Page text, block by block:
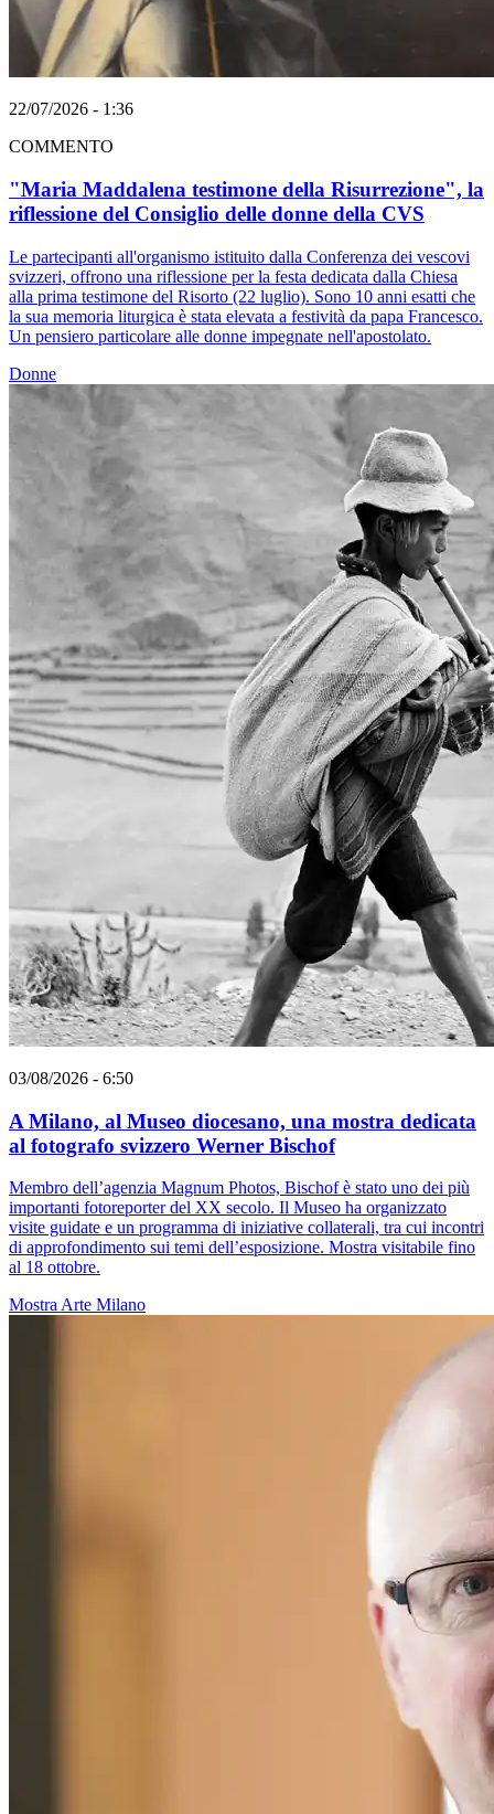
22/07/2026 - 1:36
COMMENTO
"Maria Maddalena testimone della Risurrezione", la
riflessione del Consiglio delle donne della CVS
Le partecipanti all'organismo istituito dalla Conferenza dei vescovi
svizzeri, offrono una riflessione per la festa dedicata dalla Chiesa
alla prima testimone del Risorto (22 luglio). Sono 10 anni esatti che
la sua memoria liturgica è stata elevata a festività da papa Francesco.
Un pensiero particolare alle donne impegnate nell'apostolato.
Donne
03/08/2026 - 6:50
A Milano, al Museo diocesano, una mostra dedicata
al fotografo svizzero Werner Bischof
Membro dell’agenzia Magnum Photos, Bischof è stato uno dei più
importanti fotoreporter del XX secolo. Il Museo ha organizzato
visite guidate e un programma di iniziative collaterali, tra cui incontri
di approfondimento sui temi dell’esposizione. Mostra visitabile fino
al 18 ottobre.
Mostra Arte Milano